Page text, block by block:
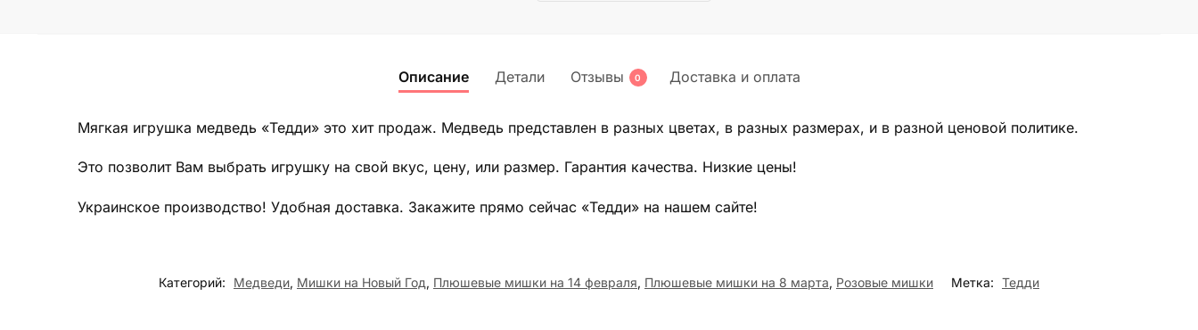
Описание Детали Отзывы 0 Доставка и оплата
Мягкая игрушка медведь «Тедди» это хит продаж. Медведь представлен в разных цветах, в разных размерах, и в разной ценовой политике.
Это позволит Вам выбрать игрушку на свой вкус, цену, или размер. Гарантия качества. Низкие цены!
Украинское производство! Удобная доставка. Закажите прямо сейчас «Тедди» на нашем сайте!
Категорий: Медведи, Мишки на Новый Год, Плюшевые мишки на 14 февраля, Плюшевые мишки на 8 марта, Розовые мишки Метка: Тедди